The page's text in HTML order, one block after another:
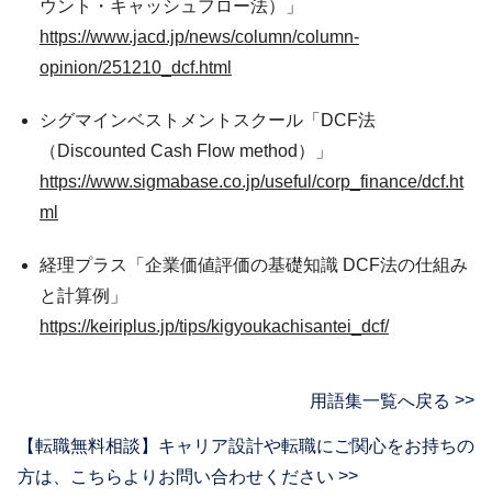
ウント・キャッシュフロー法）」
https://www.jacd.jp/news/column/column-
opinion/251210_dcf.html
シグマインベストメントスクール「DCF法
（Discounted Cash Flow method）」
https://www.sigmabase.co.jp/useful/corp_finance/dcf.ht
ml
経理プラス「企業価値評価の基礎知識 DCF法の仕組み
と計算例」
https://keiriplus.jp/tips/kigyoukachisantei_dcf/
用語集一覧へ戻る
【転職無料相談】キャリア設計や転職にご関心をお持ちの
方は、
こちらよりお問い合わせください